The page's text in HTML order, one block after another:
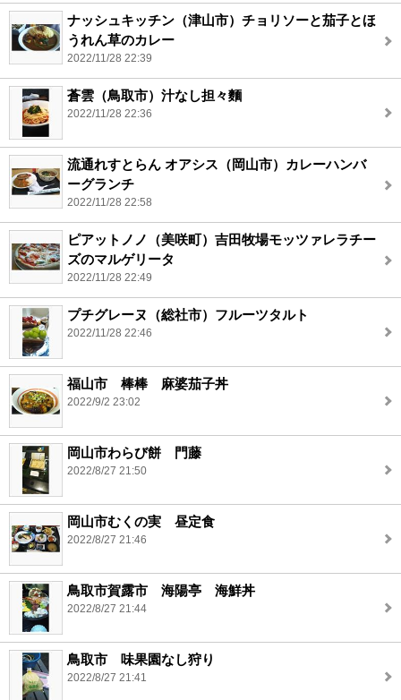
ナッシュキッチン（津山市）チョリソーと茄子とほ
うれん草のカレー
2022/11/28 22:39
蒼雲（鳥取市）汁なし担々麵
2022/11/28 22:36
流通れすとらん オアシス（岡山市）カレーハンバ
ーグランチ
2022/11/28 22:58
ピアットノノ（美咲町）吉田牧場モッツァレラチー
ズのマルゲリータ
2022/11/28 22:49
プチグレーヌ（総社市）フルーツタルト
2022/11/28 22:46
福山市 棒棒 麻婆茄子丼
2022/9/2 23:02
岡山市わらび餅 門藤
2022/8/27 21:50
岡山市むくの実 昼定食
2022/8/27 21:46
鳥取市賀露市 海陽亭 海鮮丼
2022/8/27 21:44
鳥取市 味果園なし狩り
2022/8/27 21:41